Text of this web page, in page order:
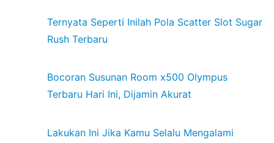
Ternyata Seperti Inilah Pola Scatter Slot Sugar
Rush Terbaru
Bocoran Susunan Room x500 Olympus
Terbaru Hari Ini, Dijamin Akurat
Lakukan Ini Jika Kamu Selalu Mengalami